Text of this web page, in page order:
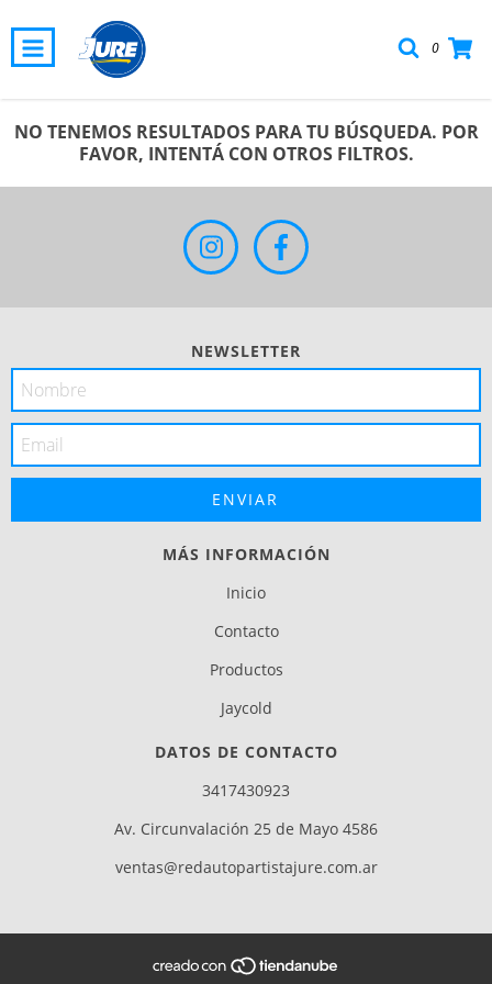
0
NO TENEMOS RESULTADOS PARA TU BÚSQUEDA. POR
FAVOR, INTENTÁ CON OTROS FILTROS.
NEWSLETTER
MÁS INFORMACIÓN
Inicio
Contacto
Productos
Jaycold
DATOS DE CONTACTO
3417430923
Av. Circunvalación 25 de Mayo 4586
ventas@redautopartistajure.com.ar